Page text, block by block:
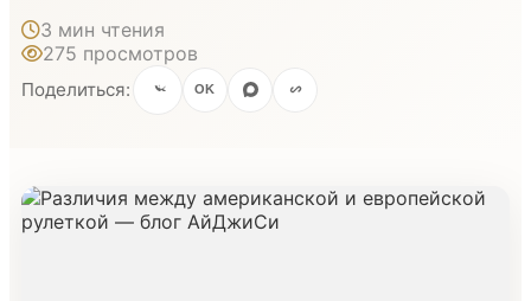
3 мин чтения
275 просмотров
Поделиться: OK